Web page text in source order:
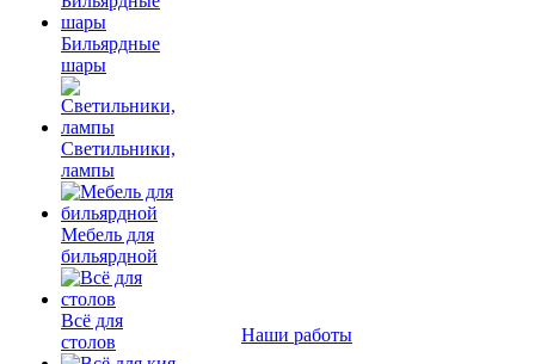
Бильярдные
шары
Светильники,
лампы
Мебель для
бильярдной
Всё для
столов
Наши работы